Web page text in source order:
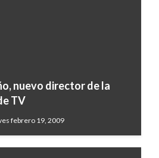
nuevo director de la
TV
febrero 19, 2009